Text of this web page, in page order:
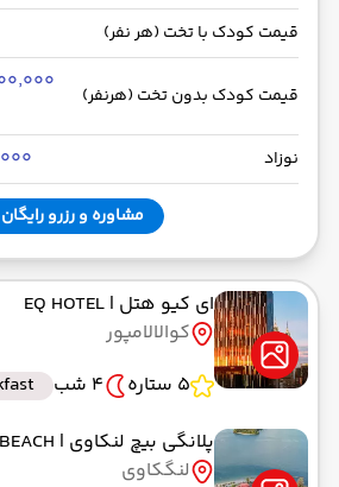
قیمت کودک با تخت (هر نفر)
قیمت کودک بدون تخت (هرنفر)
نوزاد
مشاوره و رزرو رایگان
ای کیو هتل | EQ HOTEL
کوالالامپور
5 ستاره
4 شب
پلانگی بیچ لنکاوی | PELANGI BEACH
لنگکاوی